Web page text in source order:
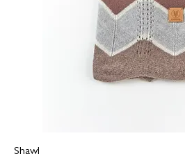
Shawl